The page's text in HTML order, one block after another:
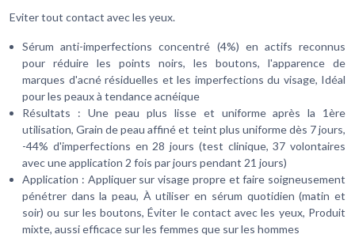
Eviter tout contact avec les yeux.
Sérum anti-imperfections concentré (4%) en actifs reconnus
pour réduire les points noirs, les boutons, l'apparence de
marques d'acné résiduelles et les imperfections du visage, Idéal
pour les peaux à tendance acnéique
Résultats : Une peau plus lisse et uniforme après la 1ère
utilisation, Grain de peau affiné et teint plus uniforme dès 7 jours,
-44% d'imperfections en 28 jours (test clinique, 37 volontaires
avec une application 2 fois par jours pendant 21 jours)
Application : Appliquer sur visage propre et faire soigneusement
pénétrer dans la peau, À utiliser en sérum quotidien (matin et
soir) ou sur les boutons, Éviter le contact avec les yeux, Produit
mixte, aussi efficace sur les femmes que sur les hommes